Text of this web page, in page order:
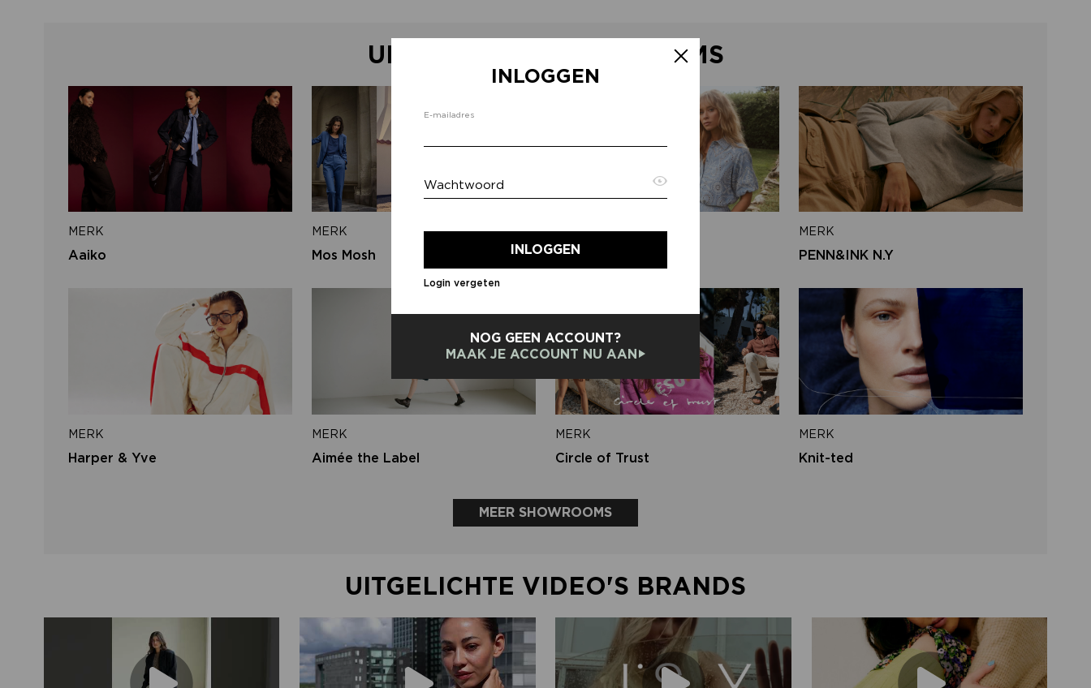
INLOGGEN
E-mailadres
Wachtwoord
INLOGGEN
Login vergeten
Inloggegevens kwijt? Vul het e-mailadres in
dat hoort bij jouw account en klik op
verstuur.
E-mailadres
VERSTUUR
NOG GEEN ACCOUNT?
MAAK JE ACCOUNT NU AAN
UITGELICHTE SHOWROOMS
MERK
Aaiko
MERK
Mos Mosh
MERK
Lofty Manner
MERK
PENN&INK N.Y
MERK
Harper & Yve
MERK
Aimée the Label
MERK
Circle of Trust
MERK
Knit-ted
MEER SHOWROOMS
UITGELICHTE VIDEO'S BRANDS